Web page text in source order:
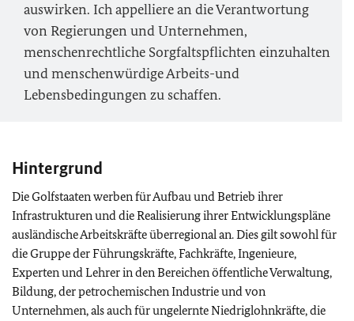
auswirken. Ich appelliere an die Verantwortung
von Regierungen und Unternehmen,
menschenrechtliche Sorgfaltspflichten einzuhalten
und menschenwürdige Arbeits-und
Lebensbedingungen zu schaffen.
Hintergrund
Die Golfstaaten werben für Aufbau und Betrieb ihrer
Infrastrukturen und die Realisierung ihrer Entwicklungspläne
ausländische Arbeitskräfte überregional an. Dies gilt sowohl für
die Gruppe der Führungskräfte, Fachkräfte, Ingenieure,
Experten und Lehrer in den Bereichen öffentliche Verwaltung,
Bildung, der petrochemischen Industrie und von
Unternehmen, als auch für ungelernte Niedriglohnkräfte, die